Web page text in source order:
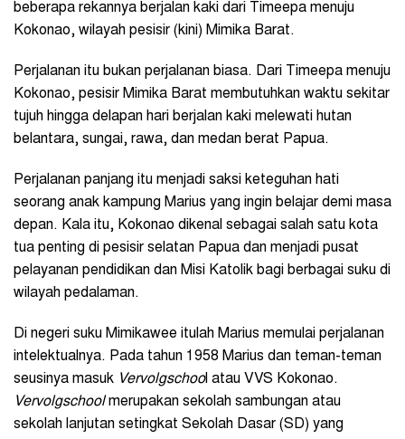
beberapa rekannya berjalan kaki dari Timeepa menuju
Kokonao, wilayah pesisir (kini) Mimika Barat.
Perjalanan itu bukan perjalanan biasa. Dari Timeepa menuju
Kokonao, pesisir Mimika Barat membutuhkan waktu sekitar
tujuh hingga delapan hari berjalan kaki melewati hutan
belantara, sungai, rawa, dan medan berat Papua.
Perjalanan panjang itu menjadi saksi keteguhan hati
seorang anak kampung Marius yang ingin belajar demi masa
depan. Kala itu, Kokonao dikenal sebagai salah satu kota
tua penting di pesisir selatan Papua dan menjadi pusat
pelayanan pendidikan dan Misi Katolik bagi berbagai suku di
wilayah pedalaman.
Di negeri suku Mimikawee itulah Marius memulai perjalanan
intelektualnya. Pada tahun 1958 Marius dan teman-teman
seusinya masuk Vervolgschool atau VVS Kokonao.
Vervolgschoolmerupakan sekolah sambungan atau
sekolah lanjutan setingkat Sekolah Dasar (SD) yang